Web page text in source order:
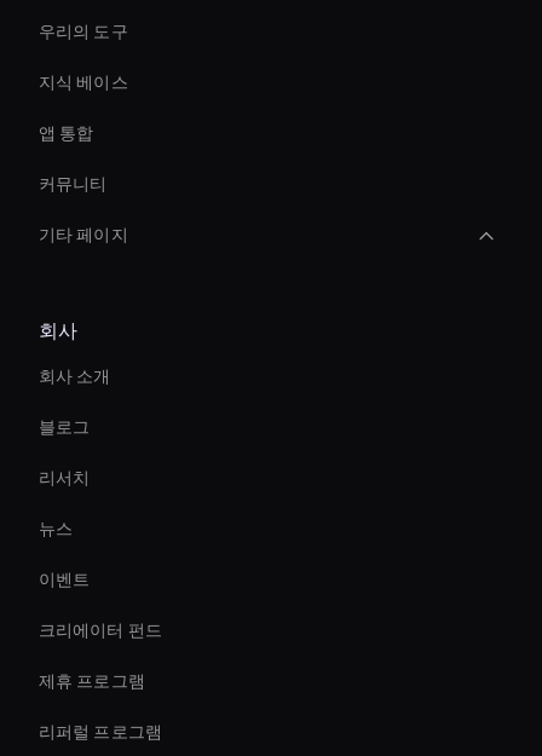
우리의 도구
지식 베이스
앱 통합
커뮤니티
기타 페이지
Ai Agent For Automation
인터랙티브 아바타 AI 솔루션
Holographic Ai Avatar
3d Holographic Avatar
Real-Time Virtual Human
AI 비디오 편집 도구
Holographic Avatar For Retail Stores
회사
회사 소개
블로그
리서치
뉴스
이벤트
크리에이터 펀드
제휴 프로그램
리퍼럴 프로그램